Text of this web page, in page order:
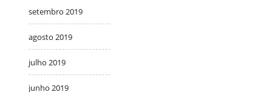
setembro 2019
agosto 2019
julho 2019
junho 2019